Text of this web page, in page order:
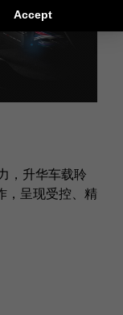
，升华车载聆
，呈现受控、精